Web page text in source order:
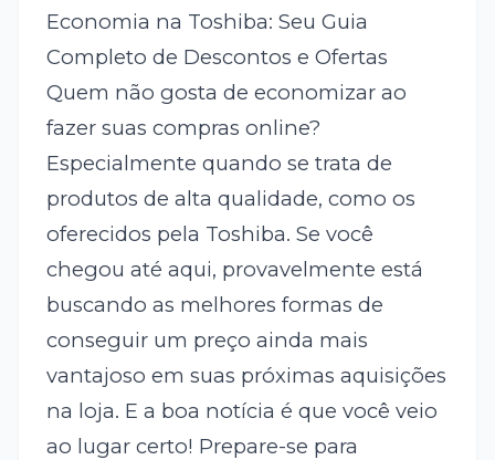
Economia na Toshiba: Seu Guia
Completo de Descontos e Ofertas
Quem não gosta de economizar ao
fazer suas compras online?
Especialmente quando se trata de
produtos de alta qualidade, como os
oferecidos pela Toshiba. Se você
chegou até aqui, provavelmente está
buscando as melhores formas de
conseguir um preço ainda mais
vantajoso em suas próximas aquisições
na loja. E a boa notícia é que você veio
ao lugar certo! Prepare-se para